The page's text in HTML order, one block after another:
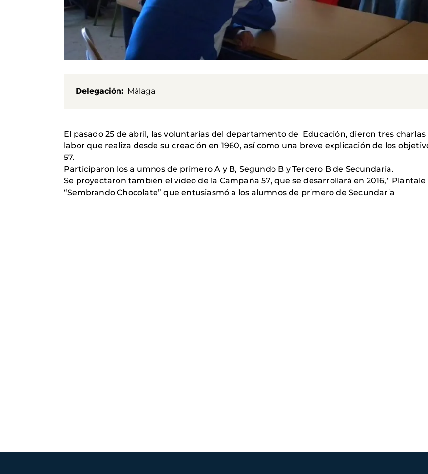
Delegación Málaga
El pasado 25 de abril, las voluntarias del departamento de Educación, dieron tres
labor que realiza desde su creación en 1960, así como una breve explicación de los
57.
Participaron los alumnos de primero A y B, Segundo B y Tercero B de Secundaria.
Se proyectaron también el video de la Campaña 57, que se desarrollará en 2016,“
“Sembrando Chocolate” que entusiasmó a los alumnos de primero de Secundaria